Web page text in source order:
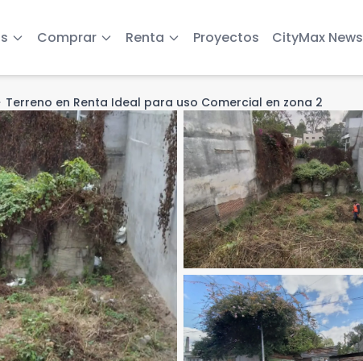
Comprar Renta Proyectos CityMax News
Terreno en Renta Ideal para uso Comercial en zona 2